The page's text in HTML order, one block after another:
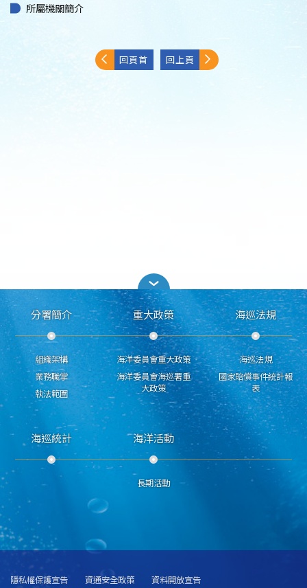
所屬機關簡介
回頁首 回上頁
分署簡介
組織架構
業務職掌
執法範圍
重大政策
海洋委員會重大政策
海洋委員會海巡署重
大政策
海巡法規
海巡法規
國家賠償事件統計報
表
海巡統計 海洋活動
長期活動
隱私權保護宣告 資通安全政策 資料開放宣告